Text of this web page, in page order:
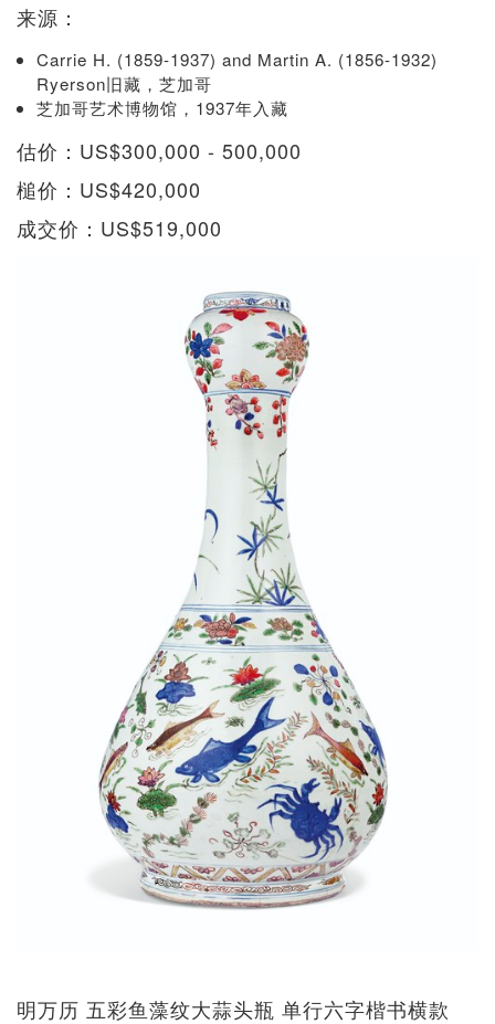
来源：
Carrie H. (1859-1937) and Martin A. (1856-1932)
Ryerson旧藏，芝加哥
芝加哥艺术博物馆，1937年入藏
估价：US$300,000 - 500,000
槌价：US$420,000
成交价：US$519,000
明万历 五彩鱼藻纹大蒜头瓶 单行六字楷书横款